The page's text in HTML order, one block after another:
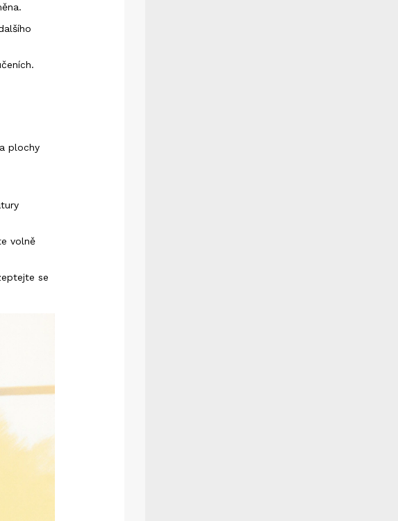
plochy
volně
se